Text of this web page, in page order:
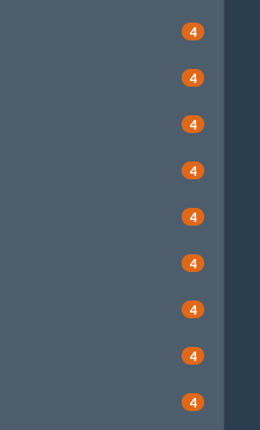
4
4
4
4
4
4
4
4
4